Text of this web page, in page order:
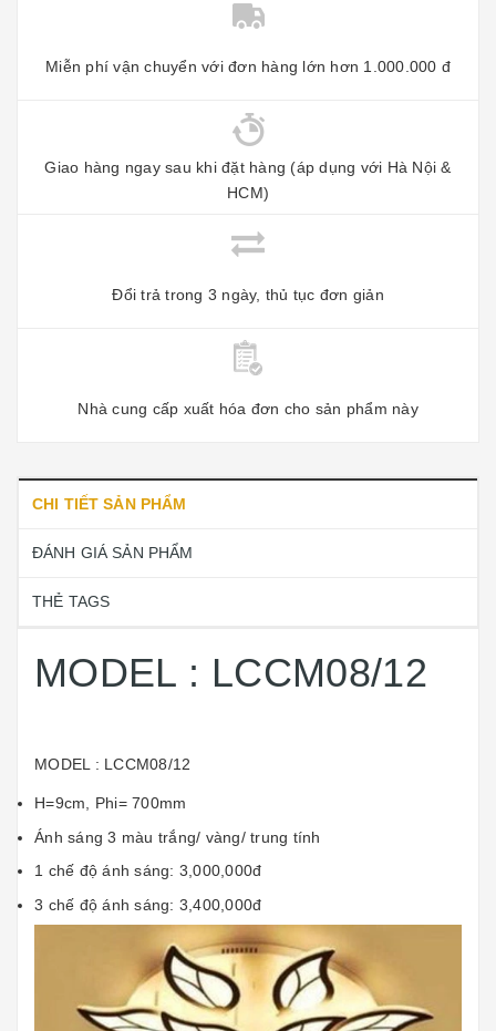
Miễn phí vận chuyển với đơn hàng lớn hơn 1.000.000 đ
Giao hàng ngay sau khi đặt hàng (áp dụng với Hà Nội &
HCM)
Đổi trả trong 3 ngày, thủ tục đơn giản
Nhà cung cấp xuất hóa đơn cho sản phẩm này
CHI TIẾT SẢN PHẨM
ĐÁNH GIÁ SẢN PHẨM
THẺ TAGS
MODEL : LCCM08/12
MODEL : LCCM08/12
H=9cm, Phi= 700mm
Ánh sáng 3 màu trắng/ vàng/ trung tính
1 chế độ ánh sáng: 3,000,000đ
3 chế độ ánh sáng: 3,400,000đ